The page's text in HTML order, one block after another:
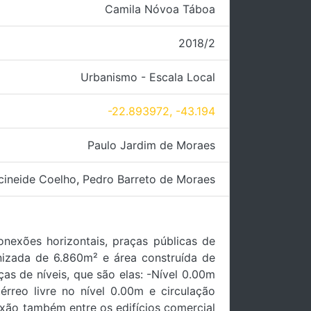
Camila Nóvoa Táboa
2018/2
Urbanismo - Escala Local
-22.893972, -43.194
Paulo Jardim de Moraes
Coelho, Pedro Barreto de Moraes
horizontais, praças públicas de
de 6.860m² e área construída de
de níveis, que são elas: -Nível 0.00m
livre no nível 0.00m e circulação
também entre os edifícios comercial